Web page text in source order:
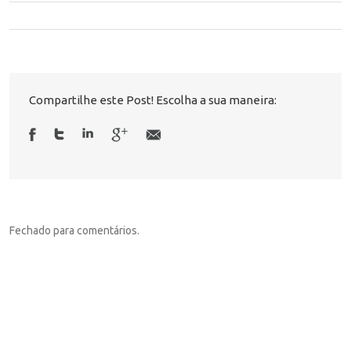
Compartilhe este Post! Escolha a sua maneira:
Fechado para comentários.